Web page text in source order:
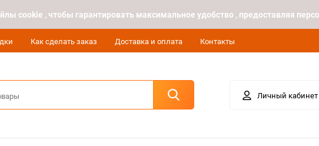
cookie , чтобы гарантировать максимальное удобство , предоставляя
Как сделать заказ Доставка и оплата Контакты
Личный кабинет